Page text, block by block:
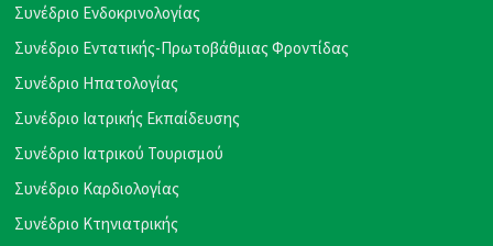
Συνέδριο Ενδοκρινολογίας
Συνέδριο Εντατικής-Πρωτοβάθμιας Φροντίδας
Συνέδριο Ηπατολογίας
Συνέδριο Ιατρικής Εκπαίδευσης
Συνέδριο Ιατρικού Τουρισμού
Συνέδριο Καρδιολογίας
Συνέδριο Κτηνιατρικής